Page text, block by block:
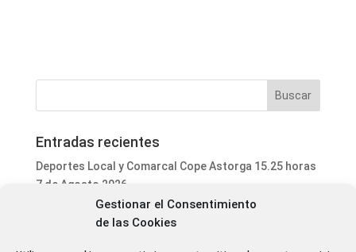
Gestionar el Consentimiento
de las Cookies
Entradas recientes
Deportes Local y Comarcal Cope Astorga 15.25 horas
7 de Agosto 2026
Informativo Mediodía Cope Astorga 14.20 horas 7 de
Agosto 2026